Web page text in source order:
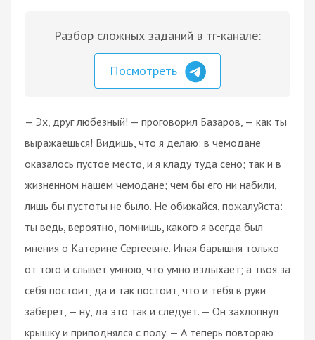
Разбор сложных заданий в тг-канале:
Посмотреть
— Эх, друг любезный! — проговорил Базаров, — как ты
выражаешься! Видишь, что я делаю: в чемодане
оказалось пустое место, и я кладу туда сено; так и в
жизненном нашем чемодане; чем бы его ни набили,
лишь бы пустоты не было. Не обижайся, пожалуйста:
ты ведь, вероятно, помнишь, какого я всегда был
мнения о Катерине Сергеевне. Иная барышня только
от того и слывёт умною, что умно вздыхает; а твоя за
себя постоит, да и так постоит, что и тебя в руки
заберёт, — ну, да это так и следует. — Он захлопнул
крышку и приподнялся с полу. — А теперь повторяю